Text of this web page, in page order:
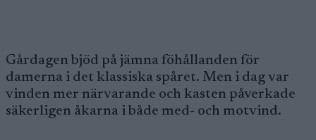
Gårdagen bjöd på jämna föhållanden för
damerna i det klassiska spåret. Men i dag var
vinden mer närvarande och kasten påverkade
säkerligen åkarna i både med- och motvind.